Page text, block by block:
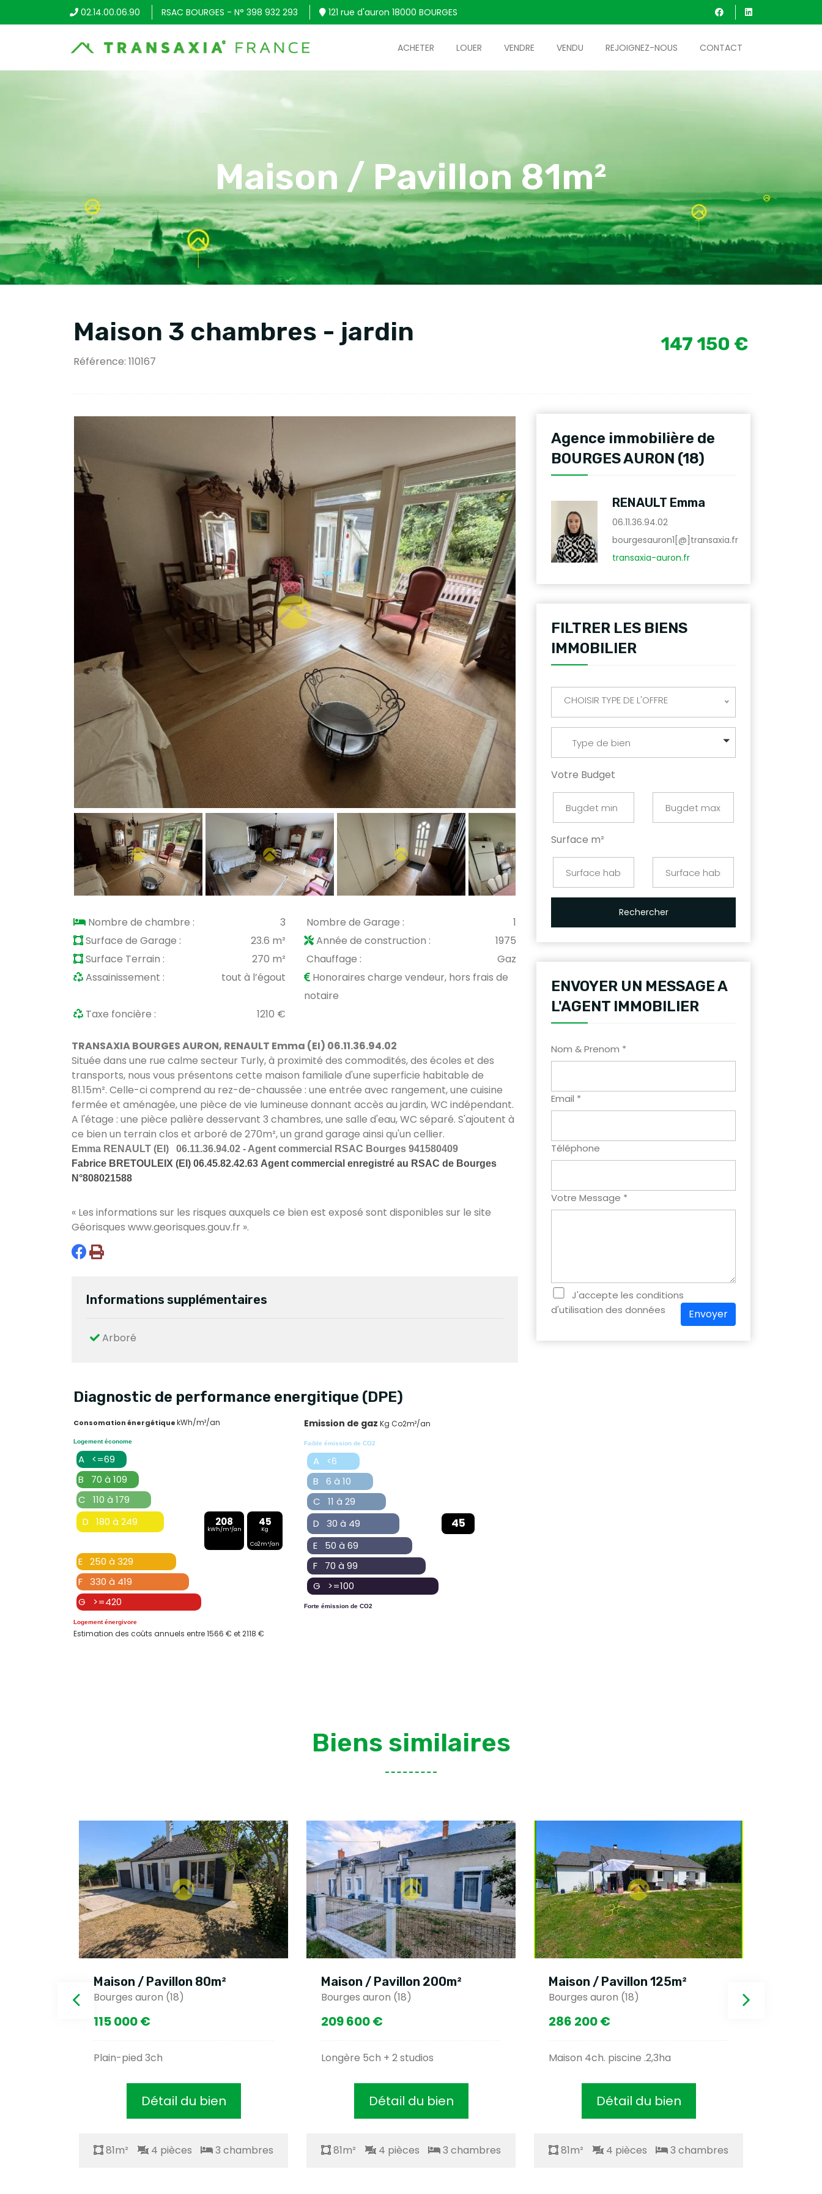
02.14.00.06.90 RSAC BOURGES - N° 398 932 293 121 rue d'auron 18000 BOURGES
ACHETER LOUER VENDRE VENDU REJOIGNEZ-NOUS CONTACT
Maison / Pavillon 81m²
Maison 3 chambres - jardin
Référence: 110167
147 150 €
Nombre de chambre : 3 Nombre de Garage :
1
Surface de Garage :
23.6 m² Année de construction :
1975
Surface Terrain :
270 m² Chauffage :
Gaz
Assainissement :
tout à l’égout
Honoraires charge vendeur, hors frais de
notaire
Taxe foncière :
1210 €
TRANSAXIA BOURGES AURON, RENAULT Emma (EI) 06.11.36.94.02
Située dans une rue calme secteur Turly, à proximité des commodités, des écoles et des
transports, nous vous présentons cette maison familiale d'une superficie habitable de
81.15m². Celle-ci comprend au rez-de-chaussée : une entrée avec rangement, une cuisine
fermée et aménagée, une pièce de vie lumineuse donnant accès au jardin, WC indépendant.
A l'étage : une pièce palière desservant 3 chambres, une salle d'eau, WC séparé. S'ajoutent à
ce bien un terrain clos et arboré de 270m², un grand garage ainsi qu'un cellier.
Emma RENAULT (EI) 06.11.36.94.02 - Agent commercial RSAC Bourges 941580409
Fabrice BRETOULEIX (EI) 06.45.82.42.63 Agent commercial enregistré au RSAC de Bourges
N°808021588
« Les informations sur les risques auxquels ce bien est exposé sont disponibles sur le site
Géorisques www.georisques.gouv.fr ».
Informations supplémentaires
Arboré
Diagnostic de performance energitique (DPE)
Consomation énergétiquekWh/m²/an
Logement économe
A <=69
B 70 à 109
C 110 à 179
D 180 à 249
208
kWh/m²/an
45
Kg
Co2m²/an
E 250 à 329
F 330 à 419
G >=420
Logement énergivore
Estimation des coûts annuels entre 1566 € et 2118 €
Emission de gaz Kg Co2m²/an
Faible émission de CO2
A <6
B 6 à 10
C 11 à 29
D 30 à 49
45
E 50 à 69
F 70 à 99
G >=100
Forte émission de CO2
Agence immobilière de
BOURGES AURON (18)
RENAULT Emma
06.11.36.94.02
bourgesauron1[@]transaxia.fr
transaxia-auron.fr
FILTRER LES BIENS
IMMOBILIER
CHOISIR TYPE DE L'OFFRE
Type de bien
Votre Budget
Surface m²
Rechercher
ENVOYER UN MESSAGE A
L'AGENT IMMOBILIER
Nom & Prenom *
Email *
Téléphone
Votre Message *
J'accepte les conditions
d'utilisation des données
Envoyer
Biens similaires
Maison / Pavillon 80m²
Bourges auron (18)
115 000 €
Plain-pied 3ch
Détail du bien
81m² 4 pièces 3 chambres
Maison / Pavillon 200m²
Bourges auron (18)
209 600 €
Longère 5ch + 2 studios
Détail du bien
81m² 4 pièces 3 chambres
Maison / Pavillon 125m²
Bourges auron (18)
286 200 €
Maison 4ch. piscine .2,3ha
Détail du bien
81m² 4 pièces 3 chambres